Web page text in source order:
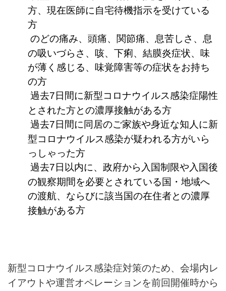
方、現在医師に自宅待機指示を受けている
方
のどの痛み、頭痛、関節痛、息苦しさ、息
の吸いづらさ、咳、下痢、結膜炎症状、味
が薄く感じる、味覚障害等の症状をお持ち
の方
過去7日間に新型コロナウイルス感染症陽性
とされた方との濃厚接触がある方
過去7日間に同居のご家族や身近な知人に新
型コロナウイルス感染が疑われる方がいら
っしゃった方
過去7日以内に、政府から入国制限や入国後
の観察期間を必要とされている国・地域へ
の渡航、ならびに該当国の在住者との濃厚
接触がある方
新型コロナウイルス感染症対策のため、会場内レ
イアウトや運営オペレーションを前回開催時から